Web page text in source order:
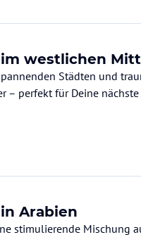
westlichen
Städten und
perfekt für Deine nächste
Arabien
stimulierende Mischung